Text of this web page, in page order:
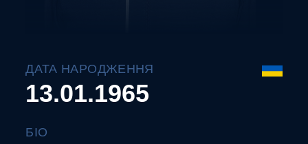
ДАТА НАРОДЖЕННЯ
13.01.1965
БІО